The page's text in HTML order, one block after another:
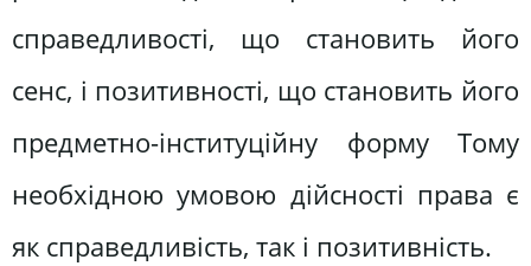
справедливості, що становить його
сенс, і позитивності, що стано­вить його
предметно-інституційну форму Тому
необхідною умовою дійс­ності права є
як справедливість, так і позитивність.